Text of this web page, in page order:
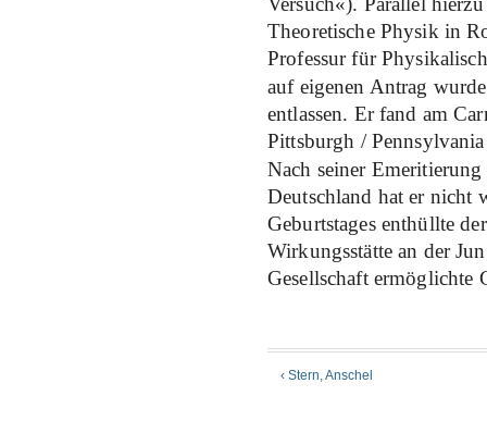
Theoretische Physik in
Professur für
auf eigenen Antrag
entlassen. Er fand am
Pittsburgh /
Nach seiner Emeritierung
Deutschland hat er nicht
Geburtstages enthüllte
Wirkungsstätte an der
Gesellschaft ermöglichte
‹ Stern, Anschel